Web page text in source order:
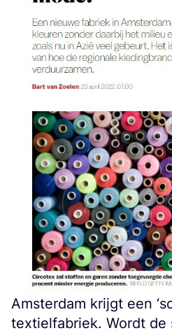
Amsterdam krijgt een ‘
textielfabriek. Wordt de